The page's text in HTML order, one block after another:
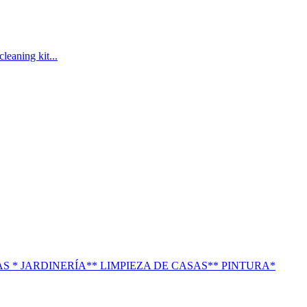
kit...
* JARDINERÍA** LIMPIEZA DE CASAS** PINTURA*